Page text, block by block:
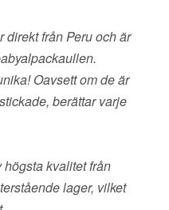
direkt från Peru och är
Oavsett om de är
berättar varje
kvalitet från
lager, vilket